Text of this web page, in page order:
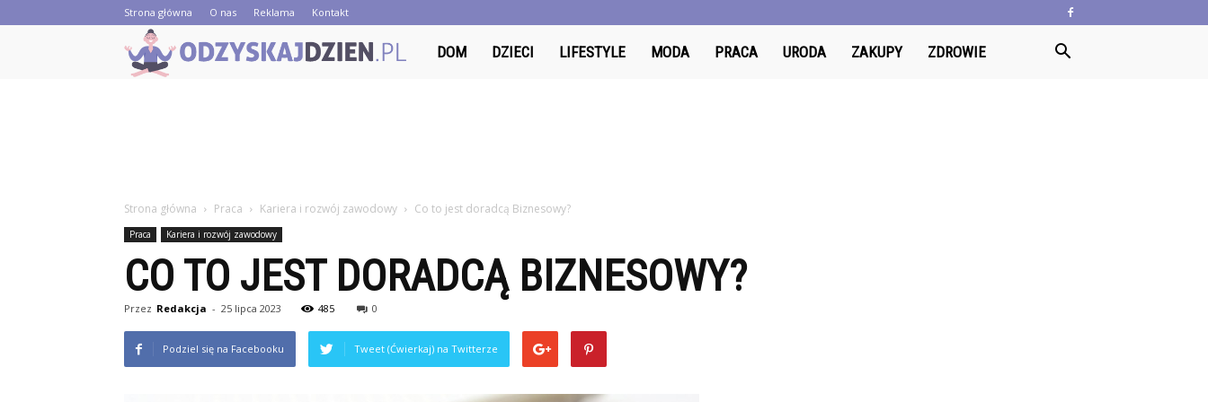
Strona główna O nas Reklama Kontakt
OdzyskajDzien.pl
DOM DZIECI LIFESTYLE MODA PRACA URODA ZAKUPY ZDROWIE
Strona główna Praca Kariera i rozwój zawodowy Co to jest doradcą Biznesowy?
Praca Kariera i rozwój zawodowy
CO TO JEST DORADCĄ BIZNESOWY?
Przez Redakcja - 25 lipca 2023 485 0
Podziel się na Facebooku Tweet (Ćwierkaj) na Twitterze